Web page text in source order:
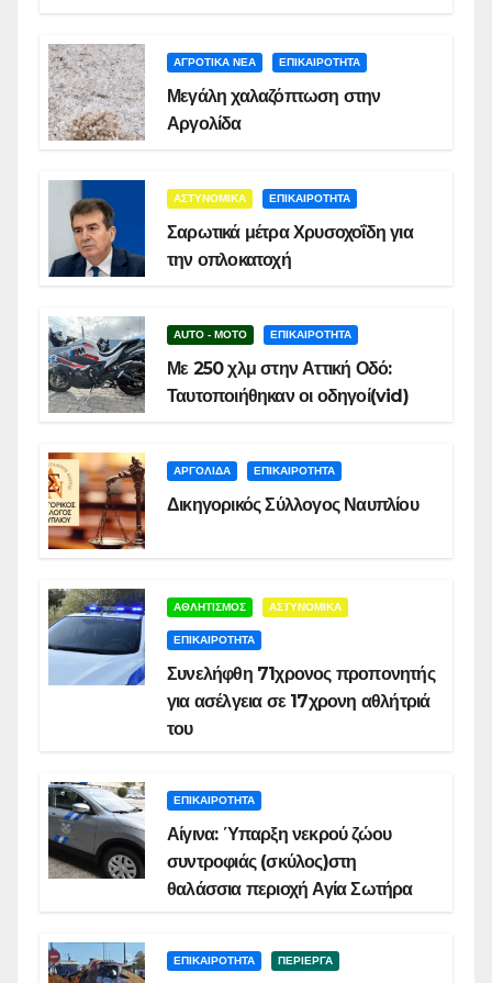
ΑΓΡΟΤΙΚΑ ΝΕΑ ΕΠΙΚΑΙΡΟΤΗΤΑ
Μεγάλη χαλαζόπτωση στην
Αργολίδα
ΑΣΤΥΝΟΜΙΚΑ ΕΠΙΚΑΙΡΟΤΗΤΑ
Σαρωτικά μέτρα Χρυσοχοΐδη για
την οπλοκατοχή
AUTO - MOTO ΕΠΙΚΑΙΡΟΤΗΤΑ
Με 250 χλμ στην Αττική Οδό:
Ταυτοποιήθηκαν οι οδηγοί(vid)
ΑΡΓΟΛΙΔΑ ΕΠΙΚΑΙΡΟΤΗΤΑ
Δικηγορικός Σύλλογος Ναυπλίου
ΑΘΛΗΤΙΣΜΟΣ ΑΣΤΥΝΟΜΙΚΑ
ΕΠΙΚΑΙΡΟΤΗΤΑ
Συνελήφθη 71χρονος προπονητής
για ασέλγεια σε 17χρονη αθλήτριά
του
ΕΠΙΚΑΙΡΟΤΗΤΑ
Αίγινα: Ύπαρξη νεκρού ζώου
συντροφιάς (σκύλος)στη
θαλάσσια περιοχή Αγία Σωτήρα
ΕΠΙΚΑΙΡΟΤΗΤΑ ΠΕΡΙΕΡΓΑ